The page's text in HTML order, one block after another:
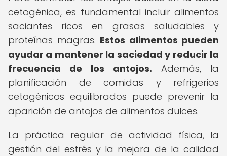
cetogénica, es fundamental incluir alimentos
saciantes ricos en grasas saludables y
proteínas magras. Estos alimentos pueden
ayudar a mantener la saciedad y reducir la
frecuencia de los antojos. Además, la
planificación de comidas y refrigerios
cetogénicos equilibrados puede prevenir la
aparición de antojos de alimentos dulces.
La práctica regular de actividad física, la
gestión del estrés y la mejora de la calidad